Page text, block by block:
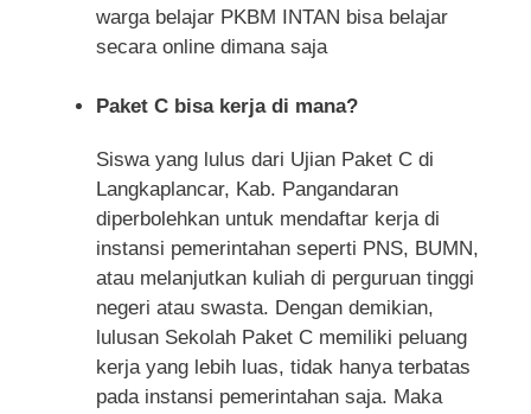
warga belajar PKBM INTAN bisa belajar
secara online dimana saja
Paket C bisa kerja di mana?
Siswa yang lulus dari Ujian Paket C di
Langkaplancar, Kab. Pangandaran
diperbolehkan untuk mendaftar kerja di
instansi pemerintahan seperti PNS, BUMN,
atau melanjutkan kuliah di perguruan tinggi
negeri atau swasta. Dengan demikian,
lulusan Sekolah Paket C memiliki peluang
kerja yang lebih luas, tidak hanya terbatas
pada instansi pemerintahan saja. Maka